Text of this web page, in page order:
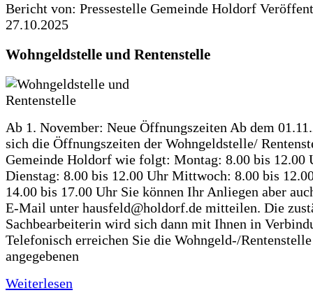
Bericht von: Pressestelle Gemeinde Holdorf
27.10.2025
Wohngeldstelle und Rentenstelle
Ab 1. November: Neue Öffnungszeiten Ab dem
sich die Öffnungszeiten der Wohngeldstelle/
Gemeinde Holdorf wie folgt: Montag: 8.00 bis 12.00
Dienstag: 8.00 bis 12.00 Uhr Mittwoch: 8.00 bis
14.00 bis 17.00 Uhr Sie können Ihr Anliegen aber
E-Mail unter hausfeld@holdorf.de mitteilen. Die
Sachbearbeiterin wird sich dann mit Ihnen in
Telefonisch erreichen Sie die Wohngeld-/
angegebenen
Weiterlesen